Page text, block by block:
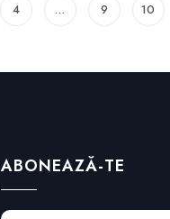
4 … 9 10
ABONEAZĂ-TE